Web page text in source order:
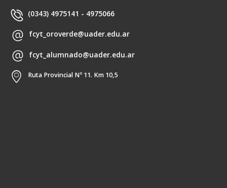
(0343) 4975141 - 4975066
fcyt_oroverde@uader.edu.ar
fcyt_alumnado@uader.edu.ar
Ruta Provincial Nº 11. Km 10,5